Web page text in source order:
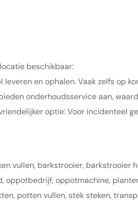
beschikbaar:
en ophalen. Vaak zelfs op
onderhoudsservice aan,
optie: Voor incidenteel
vullen, barkstrooier, barkstrooier
oppotbedrijf, oppotmachine,
potten vullen, stek steken,